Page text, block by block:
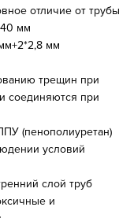
отличие от трубы
мм
мм
трещин при
соединяются при
(пенополиуретан)
условий
слой труб
и